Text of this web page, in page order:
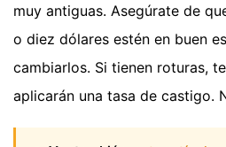
muy antiguas. Asegúrate de
o diez dólares estén en buen
cambiarlos. Si tienen roturas,
aplicarán una tasa de castigo.